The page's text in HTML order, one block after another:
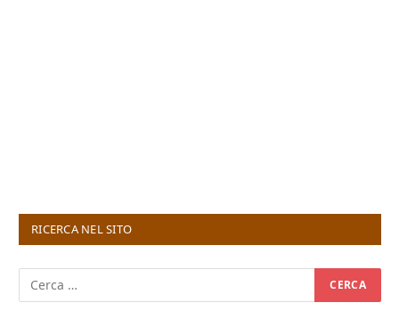
RICERCA NEL SITO